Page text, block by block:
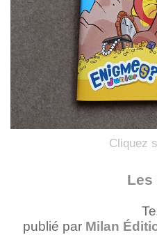
Cliquez
Les
publié par Milan